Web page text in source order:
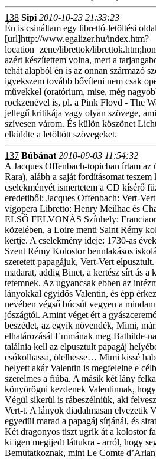
138 Sipi 2010-10-23 21:33:23
Én is csináltam egy librettó-letöltési
[url]http://www.egalizer.hu/index.htm?
location=zene/librettok/
azért készítettem volna, mert a
tehát alapból én is az onnan származó
igyekszem tovább bővíteni nem csak
művekkel (oratórium, mise, még
rockzenével is, pl. a Pink Floyd - The
jellegű kritikája vagy olyan szövege,
szívesen várom. És külön köszönet
elküldte a letöltött szövegeket.
137 Búbánat 2010-09-03 11:54:32
A Jacques Offenbach-topicban írtam az új CD-kiadványról (Opera Rara), alábh a saját fordításomat teszem közzé: a darab cselekményét ismertetem a CD kísérő füzetében olvasható angol eredetiből: Jacques Offenbach: Vert-Vert Három felvonásos vígopera Libretto: Henry Meilhac és Charles Nuitter A TÖRTÉNET ELSŐ FELVONÁS Színhely: Franciaország, Burgundia, Nevers közelében, a Loire menti Saint Rémy kolostor és bennlakásos iskola kertje. A cselekmény ideje: 1730-as évek Nagy fájdalom gyötri a Szent Rémy Kolostor bennlakásos iskolájának lánykáit, hiszen a szeretett papagájuk, Vert-Vert elpusztult. Amíg a lányok siratják a madarat, addig Binet, a kertész sírt ás a kertben egy fa alá a tetemnek. Az ugyancsak ebben az intézményben nevelkedik a lányokkal egyidős Valentin, és épp érkezik, hogy a közösség nevében végső búcsút vegyen a mindannyiak által szeretett kis jószágtól. Amint véget ért a gyászceremónia és Valentin befejezte a beszédet, az egyik növendék, Mimi, máris kifejezésre juttatja elhatározását Emmának meg Bathilde-nak (akik testvérek): azonnal találnia kell az elpusztult papagáj helyébe egy másikat, hogy azt is csókolhassa, ölelhesse… Mimi kissé habozik: szerinte papagáj helyett akár Valentin is megfelelne e célból… - ugyanis titkon szerelmes a fiúba. A másik két lány felkarolja az ötletet és már mind könyörögni kezdenek Valentinnak, hogy vállalja el ezt a szerepet. Végül sikerül is rábeszélniük, aki felveszi a kakadu nevét, a Vert-Vert-t. A lányok diadalmasan elvezetik Valentint, Binet pedig egyedül marad a papagáj sírjánál, és siratja a lányok állhatatlanságát. Két dragonyos tiszt ugrik át a kolostor falán. ’Lebeszélik’ Binet-t – ki igen megijedt láttukra - arról, hogy segítségért kiáltson. Bemutatkoznak, mint Le Comte d’Arlange és Friquet. Le Comte elárulja, hogy ő Bathilde férje, majd megfenyegeti, nehogy kifecsegje ezt a titkot idejekorán, azzal a tisztek elküldik, keresse meg Bathilde-ot. Le Comte emlékezteti Friquet-et, hogy őt és egy katonatársukat, Bergeracot - aki meg Emma férje – erőszakkal elválasztották a feleségeiktől nyomban a házasságkötési ceremóniát követően. Megérkezik Binet Bathilde-dal - Friquet már távozott. Binet viszont úgy dönt, nem hagyja magára a szerelmes párocskát: biztosan megelégszenek a „ménage á trois”-val. Hirtelen megszólal a kollégium ajtócsengője. Le Comte visszaugrik a fal túloldalára, de előtte még megígéri, visszajön, hogy megmentse a két lányt. Bathilde bemegy a házba; Binet otthagyja a kakadu sírját. Mademoiselle Paturelle, a bennlakásos intézmény helyettes főnöke, egyben az iskola tanárnője kilép az épületből a kertbe. Nagyon ingerült, szeretné megtalálni Binet-t, hogy megmondja neki, ideje bemennie vacsorázni. Végre jön Binet, de igen feldúlt állapotban, aki aztán bemegy a házba. Mademoiselle Paturelle továbbra is kinn várakozik, láthatóan nagy aggódással. Nemsokára a szolgáló bejelenti Baladon-t, a tánctanárt. Amint kettesben maradnak, nyilvánvalóvá válik: ők titkos házasok. Ám ezt a titkot rejtegetniük kell, mert ha kitudódik, akkor Mademoiselle Paturelle elveszítené magas posztját. Baladon érthetően ideges ettől a helyzettől: csak alkalmanként látogathatja és láthatja feleségét. Mademoiselle Paturelle most tervet sző: kulcsot ad át neki a kert kapujához. Baladon ráveszi asszonyát egy éjjeli randevúra. Együttlétüket a kertbe lépő Mimi, Emma és Bathilde zavarják meg, akik nevetésre fakadnak, látva Mademoiselle Paturelle-t Baladon karjaiban. A tanárnő dölyfösen bevezeti Baladont a házba. Bathilde Emmanak mesél a szöktetési kísérletről. Mimi izgalomba jön a menekülési ötlet hallatán, mert eszébe jut, hogy az ő kedves Vert-Vert-je is ide van közéjük zárva. A lányok kinevetik Miminek a kissé együgyű gyerekbe való bolondulását. Otthagyják, hadd merengjen: Vert-Vert már nem egy gyermek – Mimi elhatározásra jut. Mimi tépelődését az izgatottan megjelenő Binet zavarja meg. A kertész elmondja, hogy Vert-Vert hamarosan elutazik, mert meg kell látogatnia régen látott nagynénikéjét… Binet-t bízták meg a fiú kísérőjéül, neki kell vigyáznia az úton Vert-Vert-re; veszélyes folyó a Loire ezen szakasza, ezért a csónakban mellette foglal majd helyet. A kolostor és az iskola összes bennlakója összegyűlik, hogy elbúcsúzzanak Vert-Vert-től. Binet megesküszik, hogy vigyázni fog rá, és Vert-Vert is megesküszik, hogy jól fog viselkedni. Amint elindulnak a csónakhoz, Mimi rejtőzködve követi őket: muszáj, hogy lássa az ő szeretett Vert-Vert-ét, amint belép a hatalmas világba. MÁSODIK FELVONÁS Színhely: Nevers városa közelében, a Loire partján lévő helyőrség Nevers városa szélén, a Lion d’Or-nál, a helyőrség dragonyosai – beleértve Le Comte-t és Bergerac-ot is – igen jókedvűek. A híres énekesnő, sokak kedvese, La Corilla előadást ad számukra még aznap este. És íme, máris pompázatos külsőségek közepette megérkezik a helyőrségbe! A tisztek hangosan flörtölni kezdenek vele (hiszen most nincsenek ott a feleségeik). Mindenki örül, amikor a hölgy kedvesen válaszol kérdéseikre, majd egy rögtönzött énekszámmal kedveskedik nekik. Ezután a dragonyosok eltávoznak, a két tiszt egyedül marad La Corillával, de beszélgetésüket hamarosan félbeszakítja a színház igazgatója, aki egy próbát szeretne tartani a művésznővel a holnapi előadás előtt. La Corilla felhívja a direktor figyelmét, hogy a partnere, a tenor Bellecour késik. Hirtelen csöngetés hallatszik a közelben. apró köhintések közepette megérkezik a tenor énekes. Elmondja hogy útközben valami viszontagság érte: a csónakban ült, és ott vitába keveredett egy idióta szolgával, aki az ura éneklését dicsérte; őszerinte felülmúlta ebben a tenort, végül a vita odáig fajult, hogy a szolga bedobta a Loire-ba, melynek következtében felfázott… Az igazgató az elbeszéltek nyomán haragra gerjed annak a - jelen nem lévő - ütődött szolgának a tettén, majd eltávozik. Ekkor megérkezik Binet és Vert-